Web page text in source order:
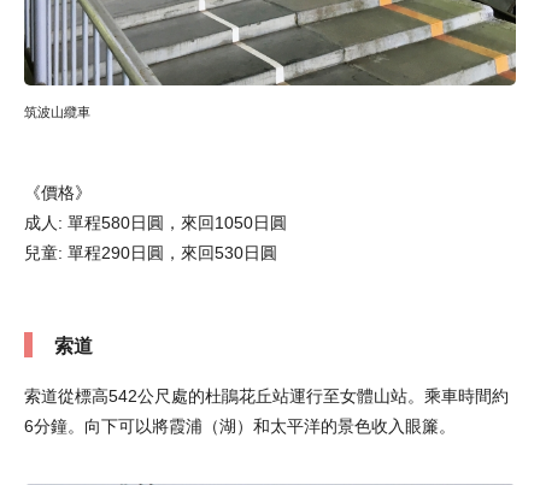
筑波山纜車
《價格》
成人: 單程580日圓，來回1050日圓
兒童: 單程290日圓，來回530日圓
索道
索道從標高542公尺處的杜鵑花丘站運行至女體山站。乘車時間約
6分鐘。向下可以將霞浦（湖）和太平洋的景色收入眼簾。